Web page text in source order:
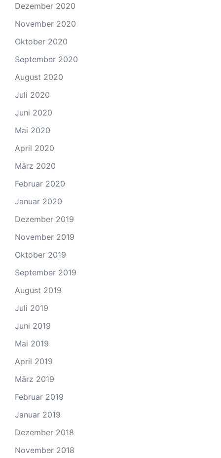
Dezember 2020
November 2020
Oktober 2020
September 2020
August 2020
Juli 2020
Juni 2020
Mai 2020
April 2020
März 2020
Februar 2020
Januar 2020
Dezember 2019
November 2019
Oktober 2019
September 2019
August 2019
Juli 2019
Juni 2019
Mai 2019
April 2019
März 2019
Februar 2019
Januar 2019
Dezember 2018
November 2018